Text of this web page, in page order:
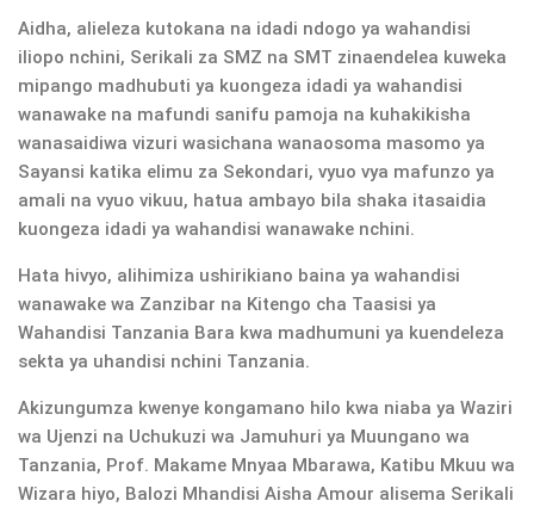
Aidha, alieleza kutokana na idadi ndogo ya wahandisi
iliopo nchini, Serikali za SMZ na SMT zinaendelea kuweka
mipango madhubuti ya kuongeza idadi ya wahandisi
wanawake na mafundi sanifu pamoja na kuhakikisha
wanasaidiwa vizuri wasichana wanaosoma masomo ya
Sayansi katika elimu za Sekondari, vyuo vya mafunzo ya
amali na vyuo vikuu, hatua ambayo bila shaka itasaidia
kuongeza idadi ya wahandisi wanawake nchini.
Hata hivyo, alihimiza ushirikiano baina ya wahandisi
wanawake wa Zanzibar na Kitengo cha Taasisi ya
Wahandisi Tanzania Bara kwa madhumuni ya kuendeleza
sekta ya uhandisi nchini Tanzania.
Akizungumza kwenye kongamano hilo kwa niaba ya Waziri
wa Ujenzi na Uchukuzi wa Jamuhuri ya Muungano wa
Tanzania, Prof. Makame Mnyaa Mbarawa, Katibu Mkuu wa
Wizara hiyo, Balozi Mhandisi Aisha Amour alisema Serikali